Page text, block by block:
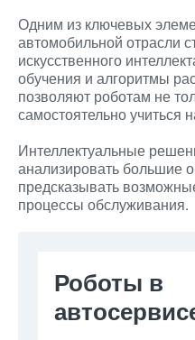
Одним из ключевых
автомобильной отрасли
искусственного
обучения и алгоритмы
позволяют роботам не
самостоятельно учиться
Интеллектуальные
анализировать большие
предсказывать
процессы обслуживания.
Роботы в